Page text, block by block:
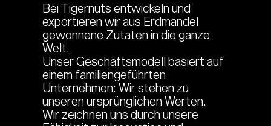
Bei Tigernuts entwickeln und
exportieren wir aus Erdmandel
gewonnene Zutaten in die ganze
Welt.
Unser Geschäftsmodell basiert auf
einem familiengeführten
Unternehmen: Wir stehen zu
unseren ursprünglichen Werten.
Wir zeichnen uns durch unsere